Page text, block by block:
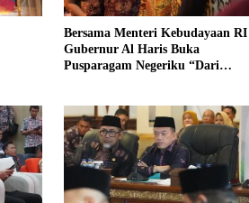
Bersama Menteri Kebudayaan RI
Gubernur Al Haris Buka
Pusparagam Negeriku “Dari